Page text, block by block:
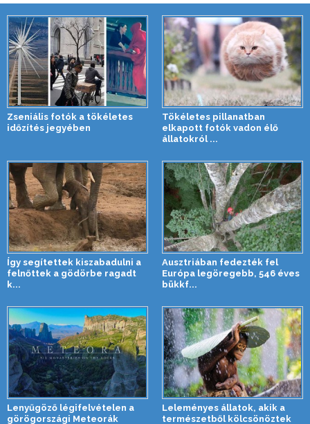
Zseniális fotók a tökéletes
időzítés jegyében
Tökéletes pillanatban
elkapott fotók vadon élő
állatokról ...
Így segítettek kiszabadulni a
felnőttek a gödörbe ragadt
k...
Ausztriában fedezték fel
Európa legöregebb, 546 éves
bükkf...
Lenyűgöző légifelvételen a
görögországi Meteorák
Leleményes állatok, akik a
természetből kölcsönöztek